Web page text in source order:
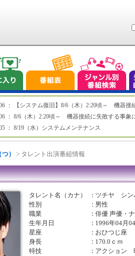
： 【システム復旧】8/6（木）2:20頃～ 機器接
： 8/6（木）2:20頃～ 機器接続に失敗する事象
： 8/19（水）システムメンテナンス
） > タレント出演番組情報
タレント名（カナ） ： ツチヤ シン
性別
： 男性
職業
：俳優 声優・
生年月日
： 1996年04月
星座
： おひつじ座
身長
： 170.0ｃｍ
特技
： アクション